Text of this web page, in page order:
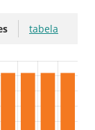
tabela